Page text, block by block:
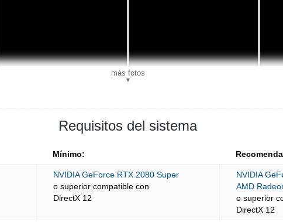
más fotos
▼
Requisitos del sistema
Mínimo:
NVIDIA GeForce RTX 2080 Super
o superior compatible con
DirectX 12
NVIDIA
AMD
o superior
DirectX 12